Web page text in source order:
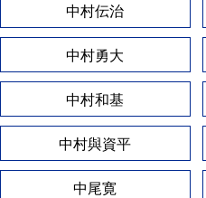
中村伝治
中村勇大
中村和基
中村與資平
中尾寛